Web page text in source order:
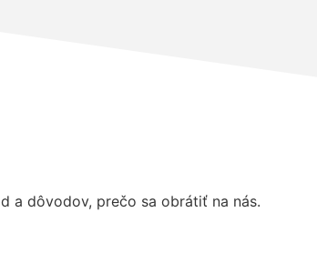
a dôvodov, prečo sa obrátiť na nás.